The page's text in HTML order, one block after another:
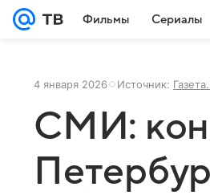
Фильмы Сериалы
4 января 2026 Источник:
СМИ: